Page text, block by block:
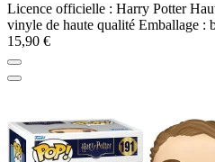
Licence officielle : Harry Potter
vinyle de haute qualité Emballage :
15,90 €